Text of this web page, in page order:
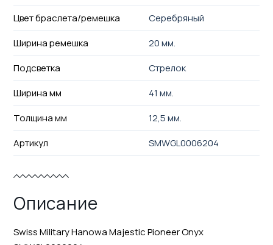
Цвет браслета/ремешка
Серебряный
Ширина ремешка
20 мм.
Подсветка
Стрелок
Ширина мм
41 мм.
Толщина мм
12,5 мм.
Артикул
SMWGL0006204
Описание
Swiss Military Hanowa Majestic Pioneer Onyx